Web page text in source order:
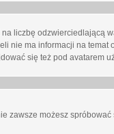
liczbę odzwierciedlającą
nie ma informacji na temat
się też pod avatarem
zawsze możesz